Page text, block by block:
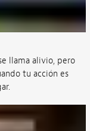
llama alivio, pero
tu acción es